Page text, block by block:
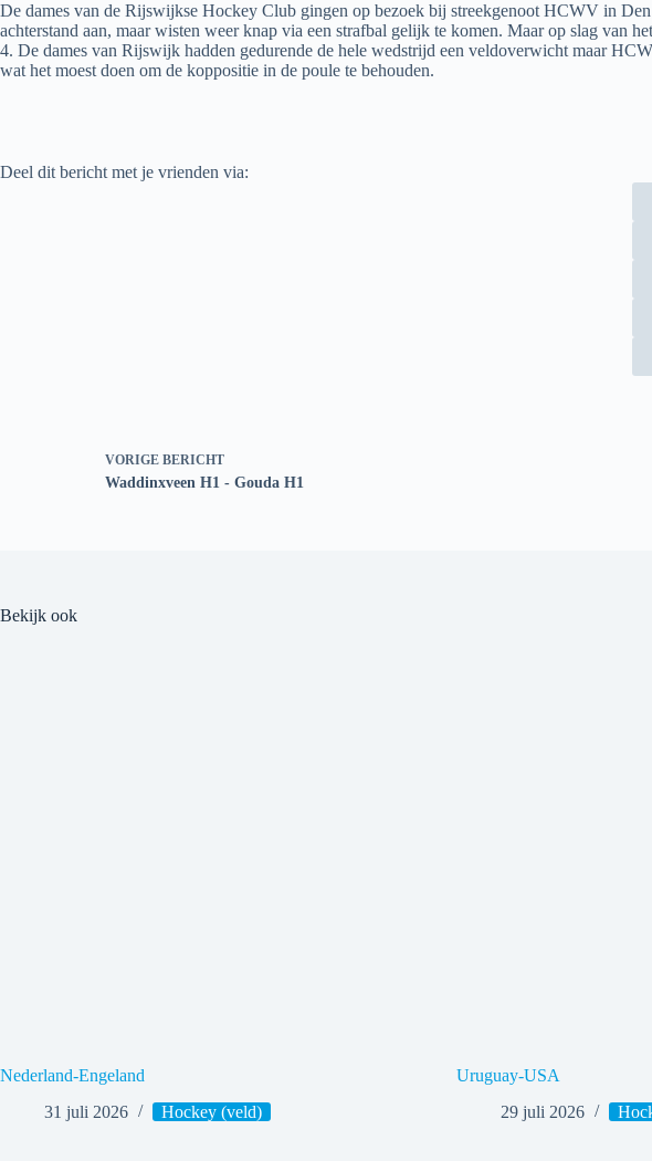
De dames van de Rijswijkse Hockey Club gingen op bezoek bij streekgenoot HCWV in
achterstand aan, maar wisten weer knap via een strafbal gelijk te komen. Maar op slag
4. De dames van Rijswijk hadden gedurende de hele wedstrijd een veldoverwicht maar
wat het moest doen om de koppositie in de poule te behouden.
Deel dit bericht met je vrienden via:
VORIGE BERICHT
Waddinxveen H1 - Gouda H1
Bekijk ook
Nederland-Engeland
31 juli 2026
Hockey (veld)
Uruguay-USA
29 juli 2026